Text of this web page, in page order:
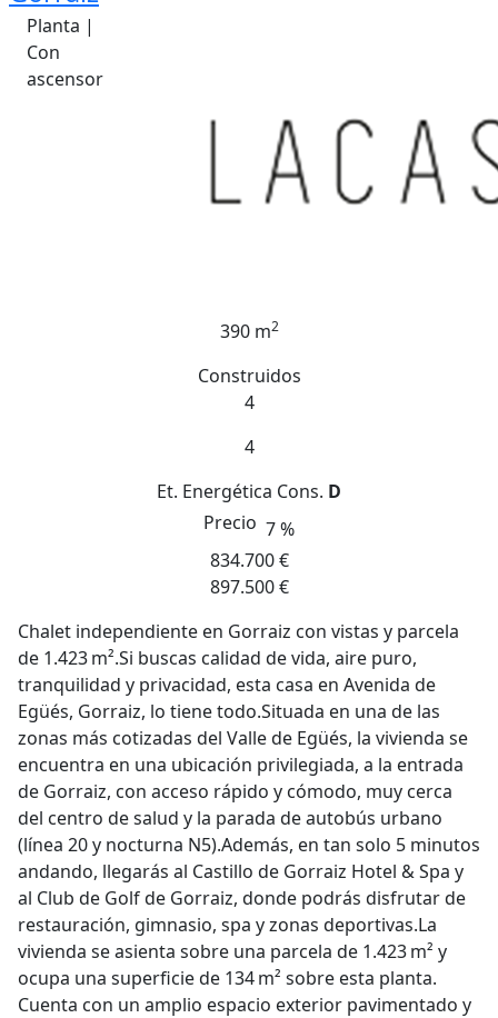
Planta |
Con
ascensor
390 m2
Construidos
4
4
Et. Energética Cons. D
Precio 7 %
834.700 €
897.500 €
Chalet independiente en Gorraiz con vistas y parcela
de 1.423 m².Si buscas calidad de vida, aire puro,
tranquilidad y privacidad, esta casa en Avenida de
Egüés, Gorraiz, lo tiene todo.Situada en una de las
zonas más cotizadas del Valle de Egüés, la vivienda se
encuentra en una ubicación privilegiada, a la entrada
de Gorraiz, con acceso rápido y cómodo, muy cerca
del centro de salud y la parada de autobús urbano
(línea 20 y nocturna N5).Además, en tan solo 5 minutos
andando, llegarás al Castillo de Gorraiz Hotel & Spa y
al Club de Golf de Gorraiz, donde podrás disfrutar de
restauración, gimnasio, spa y zonas deportivas.La
vivienda se asienta sobre una parcela de 1.423 m² y
ocupa una superficie de 134 m² sobre esta planta.
Cuenta con un amplio espacio exterior pavimentado y